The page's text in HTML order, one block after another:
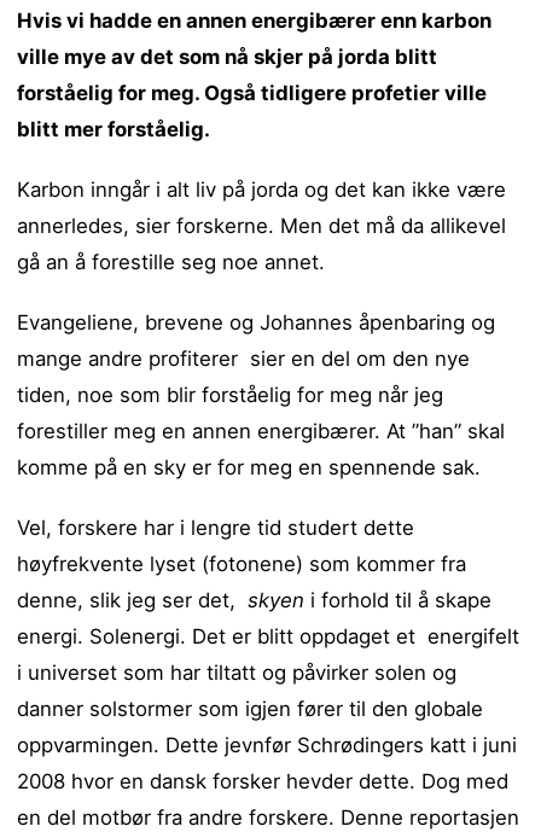
Hvis vi hadde en annen energibærer enn karbon
ville mye av det som nå skjer på jorda blitt
forståelig for meg. Også tidligere profetier ville
blitt mer forståelig.
Karbon inngår i alt liv på jorda og det kan ikke være
annerledes, sier forskerne. Men det må da allikevel
gå an å forestille seg noe annet.
Evangeliene, brevene og Johannes åpenbaring og
mange andre profiterer sier en del om den nye
tiden, noe som blir forståelig for meg når jeg
forestiller meg en annen energibærer. At ”han” skal
komme på en sky er for meg en spennende sak.
Vel, forskere har i lengre tid studert dette
høyfrekvente lyset (fotonene) som kommer fra
denne, slik jeg ser det,skyen i forhold til å skape
energi. Solenergi. Det er blitt oppdaget et energifelt
i universet som har tiltatt og påvirker solen og
danner solstormer som igjen fører til den globale
oppvarmingen. Dette jevnfør Schrødingers katt i juni
2008 hvor en dansk forsker hevder dette. Dog med
en del motbør fra andre forskere. Denne reportasjen